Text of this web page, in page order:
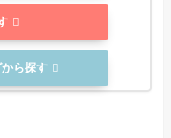
ら探す